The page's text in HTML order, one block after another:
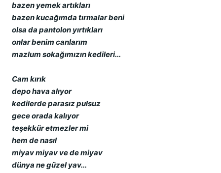
bazen yemek artıkları
bazen kucağımda tırmalar beni
olsa da pantolon yırtıkları
onlar benim canlarım
mazlum sokağımızın kedileri...
Cam kırık
depo hava alıyor
kedilerde parasız pulsuz
gece orada kalıyor
teşekkür etmezler mi
hem de nasıl
miyav miyav ve de miyav
dünya ne güzel yav...